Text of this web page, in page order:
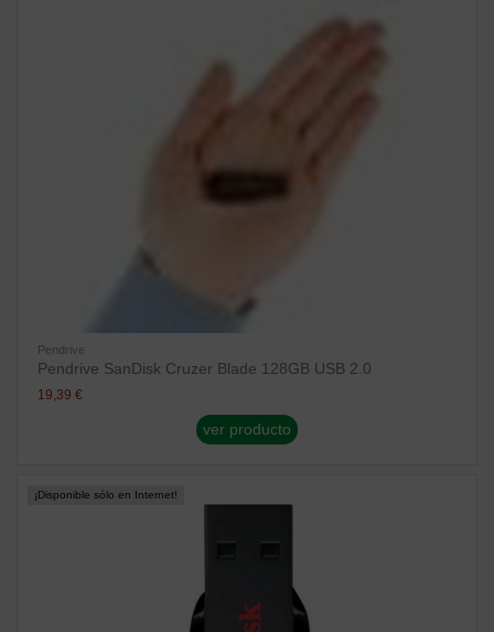
Pendrive
Pendrive SanDisk Cruzer Blade 128GB USB 2.0
19,39 €
ver producto
¡Disponible sólo en Internet!